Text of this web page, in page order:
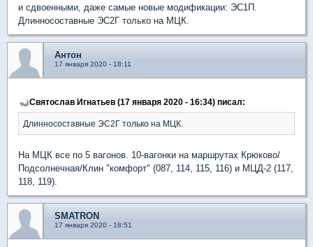
и сдвоенными, даже самые новые модификации: ЭС1П.
Длинносоставные ЭС2Г только на МЦК.
Антон
17 января 2020 - 18:11
Святослав Игнатьев (17 января 2020 - 16:34) писал:
Длинносоставные ЭС2Г только на МЦК.
На МЦК все по 5 вагонов. 10-вагонки на маршрутах Крюково/
Подсолнечная/Клин "комфорт" (087, 114, 115, 116) и МЦД-2 (117,
118, 119).
SMATRON
17 января 2020 - 18:51